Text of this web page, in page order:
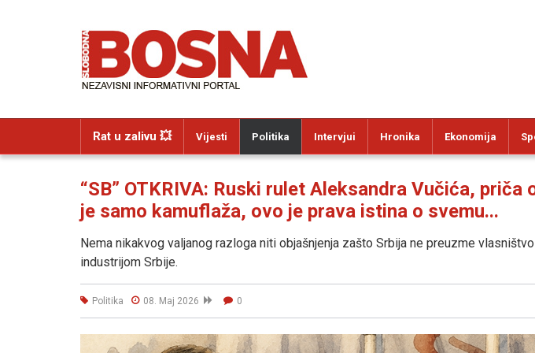
Rat u zalivu 💥 Vijesti Politika Intervjui Hronika Ekonomija
“SB” OTKRIVA: Ruski rulet Aleksandra Vučića, priča
je samo kamuflaža, ovo je prava istina o svemu...
Nema nikakvog valjanog razloga niti objašnjenja zašto Srbija ne preuzme
industrijom Srbije.
Politika 08. Maj 2026 0